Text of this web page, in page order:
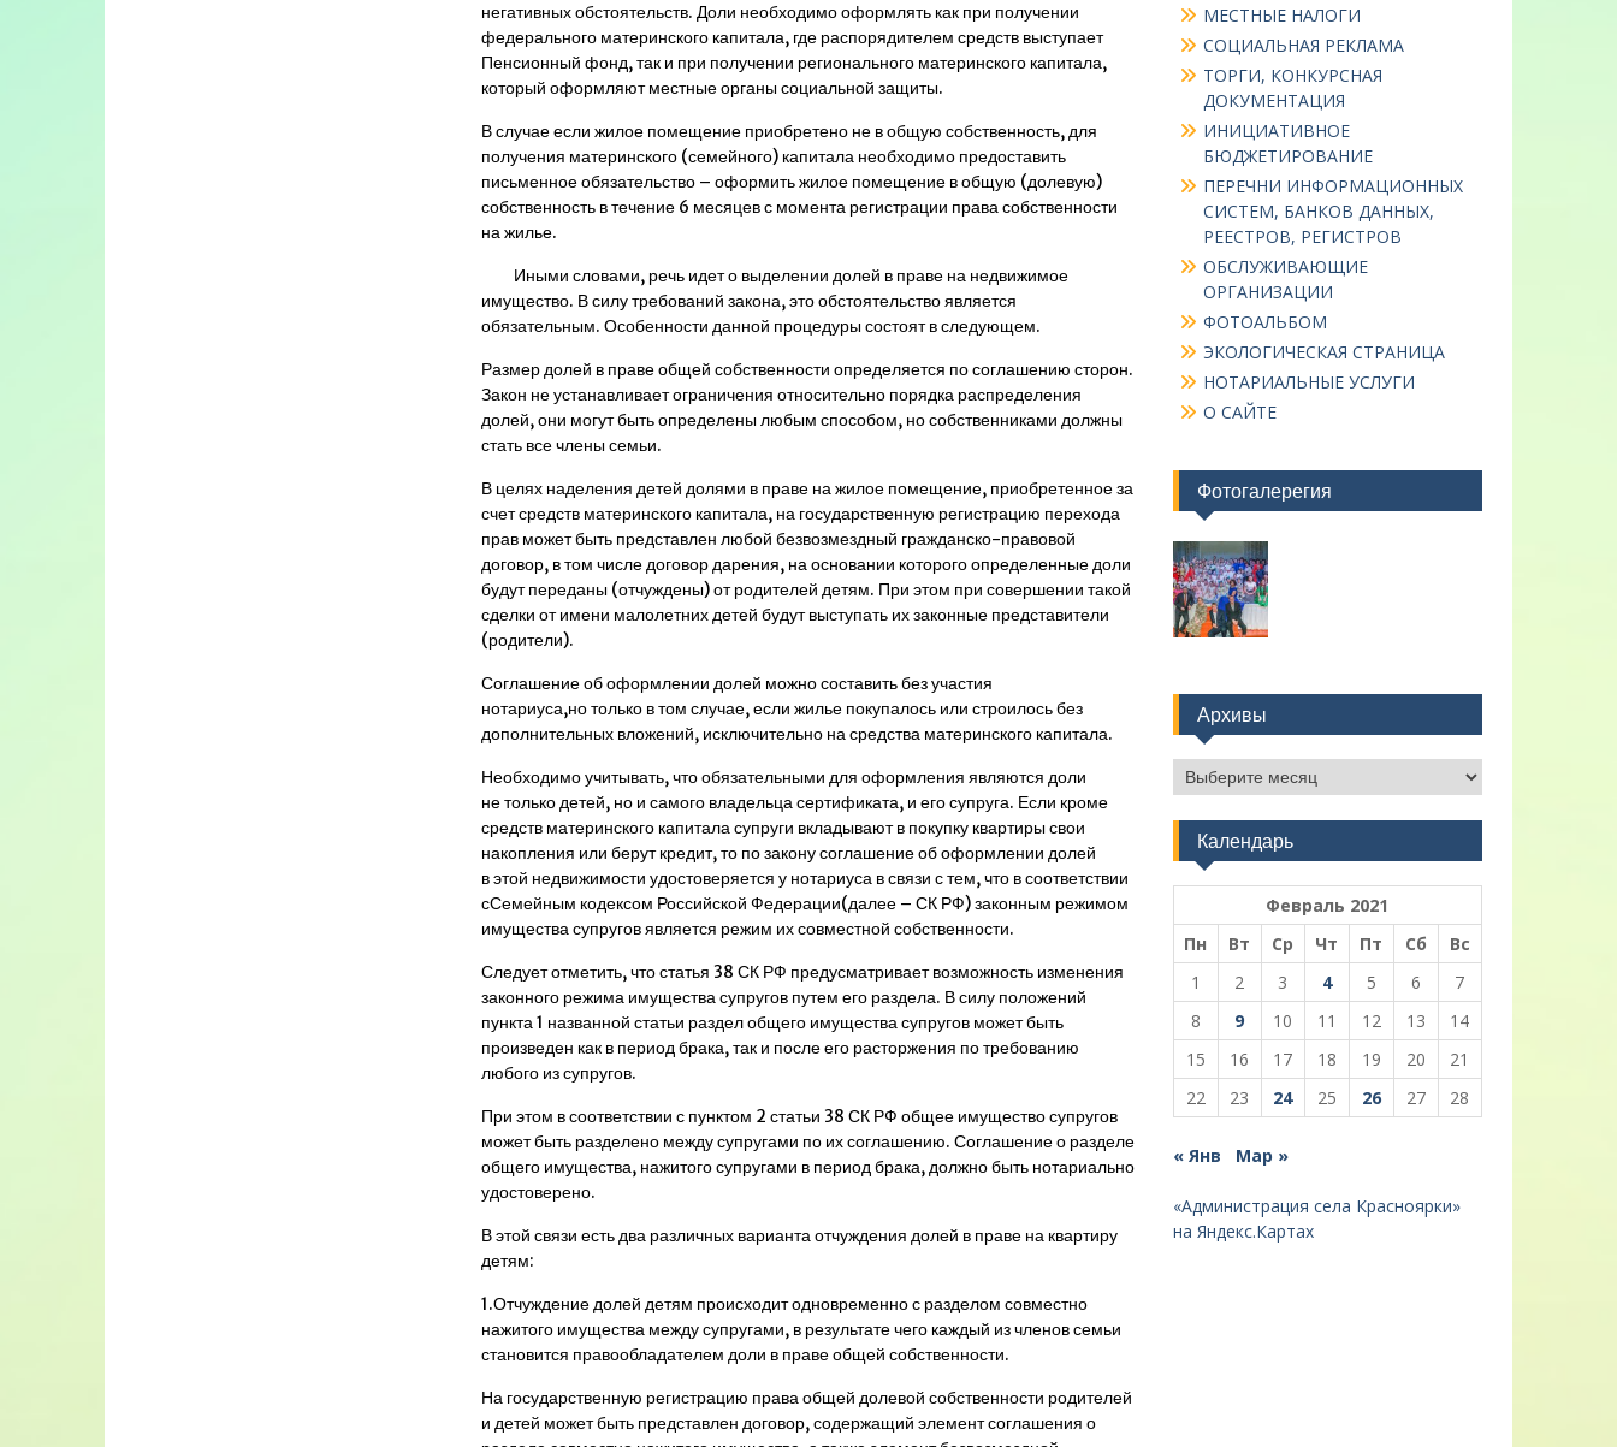
негативных обстоятельств. Доли необходимо оформлять как при получении
федерального материнского капитала, где распорядителем средств выступает
Пенсионный фонд, так и при получении регионального материнского капитала,
который оформляют местные органы социальной защиты.
В случае если жилое помещение приобретено не в общую собственность, для
получения материнского (семейного) капитала необходимо предоставить
письменное обязательство – оформить жилое помещение в общую (долевую)
собственность в течение 6 месяцев с момента регистрации права собственности
на жилье.
Иными словами, речь идет о выделении долей в праве на недвижимое
имущество. В силу требований закона, это обстоятельство является
обязательным. Особенности данной процедуры состоят в следующем.
Размер долей в праве общей собственности определяется по соглашению сторон.
Закон не устанавливает ограничения относительно порядка распределения
долей, они могут быть определены любым способом, но собственниками должны
стать все члены семьи.
В целях наделения детей долями в праве на жилое помещение, приобретенное за
счет средств материнского капитала, на государственную регистрацию перехода
прав может быть представлен любой безвозмездный гражданско-правовой
договор, в том числе договор дарения, на основании которого определенные доли
будут переданы (отчуждены) от родителей детям. При этом при совершении такой
сделки от имени малолетних детей будут выступать их законные представители
(родители).
Соглашение об оформлении долей можно составить без участия
нотариуса,но только в том случае, если жилье покупалось или строилось без
дополнительных вложений, исключительно на средства материнского капитала.
Необходимо учитывать, что обязательными для оформления являются доли
не только детей, но и самого владельца сертификата, и его супруга. Если кроме
средств материнского капитала супруги вкладывают в покупку квартиры свои
накопления или берут кредит, то по закону соглашение об оформлении долей
в этой недвижимости удостоверяется у нотариуса в связи с тем, что в соответствии
сСемейным кодексом Российской Федерации(далее – СК РФ) законным режимом
имущества супругов является режим их совместной собственности.
Следует отметить, что статья 38 СК РФ предусматривает возможность изменения
законного режима имущества супругов путем его раздела. В силу положений
пункта 1 названной статьи раздел общего имущества супругов может быть
произведен как в период брака, так и после его расторжения по требованию
любого из супругов.
При этом в соответствии с пунктом 2 статьи 38 СК РФ общее имущество супругов
может быть разделено между супругами по их соглашению. Соглашение о разделе
общего имущества, нажитого супругами в период брака, должно быть нотариально
удостоверено.
В этой связи есть два различных варианта отчуждения долей в праве на квартиру
детям:
1.Отчуждение долей детям происходит одновременно с разделом совместно
нажитого имущества между супругами, в результате чего каждый из членов семьи
становится правообладателем доли в праве общей собственности.
На государственную регистрацию права общей долевой собственности родителей
и детей может быть представлен договор, содержащий элемент соглашения о
МЕСТНЫЕ НАЛОГИ
СОЦИАЛЬНАЯ РЕКЛАМА
ТОРГИ, КОНКУРСНАЯ
ДОКУМЕНТАЦИЯ
ИНИЦИАТИВНОЕ
БЮДЖЕТИРОВАНИЕ
ПЕРЕЧНИ ИНФОРМАЦИОННЫХ
СИСТЕМ, БАНКОВ ДАННЫХ,
РЕЕСТРОВ, РЕГИСТРОВ
ОБСЛУЖИВАЮЩИЕ
ОРГАНИЗАЦИИ
ФОТОАЛЬБОМ
ЭКОЛОГИЧЕСКАЯ СТРАНИЦА
НОТАРИАЛЬНЫЕ УСЛУГИ
О САЙТЕ
Фотогалерегия
Архивы
Архивы
Календарь
Февраль 2021
Пн
Вт Ср Чт Пт Сб
Вс
1
2 3 4 5 6
7
8
9 10 11 12 13
14
15
16 17 18 19 20
21
22
23 24 25 26 27 28
« Янв Мар »
«Администрация села Красноярки»
на Яндекс.Картах